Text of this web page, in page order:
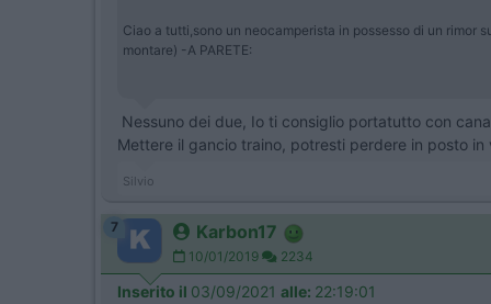
Ciao a tutti,sono un neocamperista in possesso di un
montare) -A PARETE:
Nessuno dei due, Io ti consiglio portatutto con
Mettere il gancio traino, potresti perdere in posto in
Silvio
7 Karbon17
10/01/2019 2234
Inserito il 03/09/2021 alle: 22:19:01